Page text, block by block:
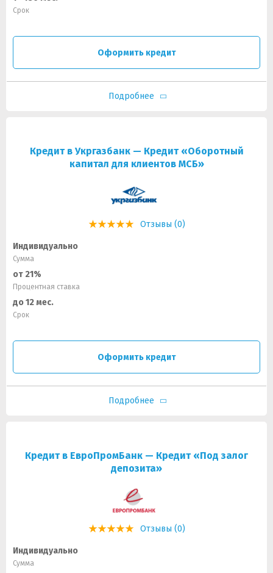
Срок
Оформить кредит
Подробнее
Кредит в Укргазбанк — Кредит «Оборотный
капитал для клиентов МСБ»
Отзывы (0)
Индивидуально
Сумма
от 21%
Процентная ставка
до 12 мес.
Срок
Оформить кредит
Подробнее
Кредит в ЕвроПромБанк — Кредит «Под залог
депозита»
Отзывы (0)
Индивидуально
Сумма